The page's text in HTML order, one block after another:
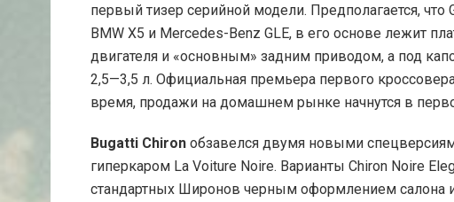
первый тизер серийной модели. Предполагается,
BMW X5 и Mercedes-Benz GLE, в его основе лежит
двигателя и «основным» задним приводом, а под
2,5—3,5 л. Официальная премьера первого
время, продажи на домашнем рынке начнутся в
Bugatti Chiron обзавелся двумя новыми
гиперкаром La Voiture Noire. Варианты Chiron Noire
стандартных Широнов черным оформлением салона